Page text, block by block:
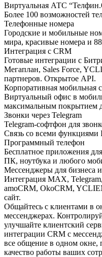
Виртуальная АТС
Более 100 возможностей
Телефонные номера
Городские и мобильные
мира, красивые номера и
Интеграция с CRM
Готовые интеграции с
Мегаплан, Sales Force,
партнеров. Открытое API.
Корпоративная мобильная
Виртуальный офис в
максимальным покрытием
Звонки через Telegram
Telegram-софтфон для
Связь со всеми функциями
Программный телефон
Бесплатное приложения
ПК, ноутбука и любого
Мессенджеры для бизнеса
Интеграция MAX,
amoCRM, OkoCRM,
сайт.
Общайтесь с клиентами в
мессенджерах.
улучшайте клиентский
интеграции CRM с
все общение в одном окне,
качество работы ваших